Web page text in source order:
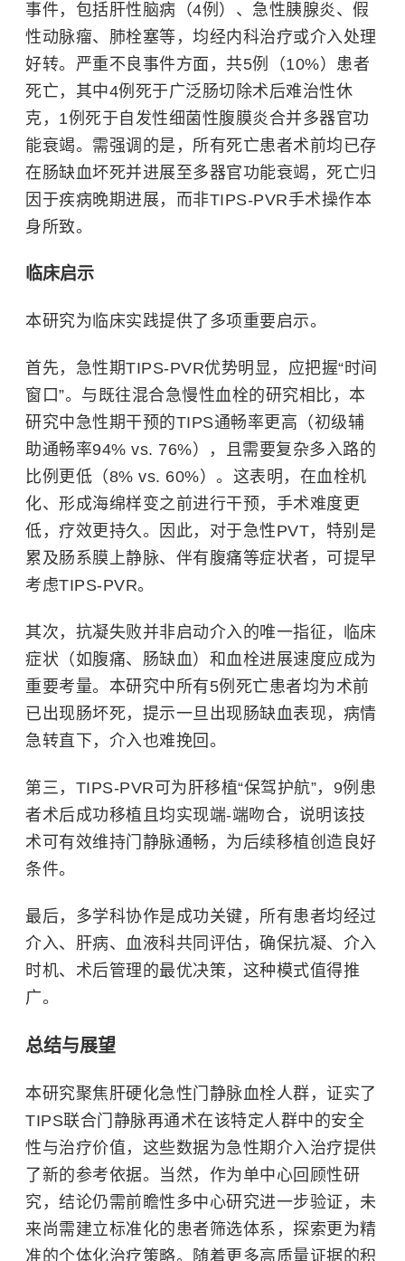
事件，包括肝性脑病（4例）、 急性胰腺炎 、假
性动脉瘤、肺栓塞等，均经内科治疗或介入处理
好转。严重不良事件方面，共5例（10%）患者
死亡，其中4例死于广泛肠切除术后难治性休
克，1例死于自发性细菌性腹膜炎合并多器官功
能衰竭。需强调的是，所有死亡患者术前均已存
在肠缺血坏死并进展至多器官功能衰竭，死亡归
因于疾病晚期进展，而非TIPS-PVR手术操作本
身所致。
临床启示
本研究为临床实践提供了多项重要启示。
首先，急性期TIPS-PVR优势明显，应把握“时间
窗口”。与既往混合急慢性血栓的研究相比，本
研究中急性期干预的TIPS通畅率更高（初级辅
助通畅率94% vs. 76%），且需要复杂多入路的
比例更低（8% vs. 60%）。这表明，在血栓机
化、形成海绵样变之前进行干预，手术难度更
低，疗效更持久。因此，对于急性PVT，特别是
累及肠系膜上静脉、伴有腹痛等症状者，可提早
考虑TIPS-PVR。
其次，抗凝失败并非启动介入的唯一指征，临床
症状（如腹痛、肠缺血）和血栓进展速度应成为
重要考量。本研究中所有5例死亡患者均为术前
已出现肠坏死，提示一旦出现肠缺血表现，病情
急转直下，介入也难挽回。
第三，TIPS-PVR可为肝移植“保驾护航”，9例患
者术后成功移植且均实现端-端吻合，说明该技
术可有效维持门静脉通畅，为后续移植创造良好
条件。
最后，多学科协作是成功关键，所有患者均经过
介入、肝病、血液科共同评估，确保抗凝、介入
时机、术后管理的最优决策，这种模式值得推
广。
总结与展望
本研究聚焦肝硬化急性门静脉血栓人群，证实了
TIPS联合门静脉再通术在该特定人群中的安全
性与治疗价值，这些数据为急性期介入治疗提供
了新的参考依据。当然，作为单中心回顾性研
究，结论仍需前瞻性多中心研究进一步验证，未
来尚需建立标准化的患者筛选体系，探索更为精
准的个体化治疗策略。随着更多高质量证据的积